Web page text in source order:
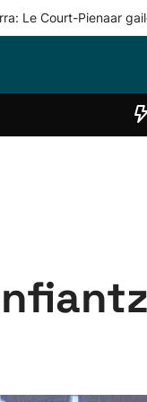
Le Court-Pienaar